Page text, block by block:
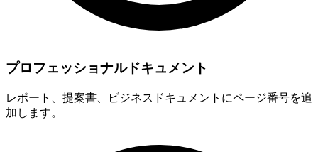
プロフェッショナルドキュメント
レポート、提案書、ビジネスドキュメントにページ番号を追
加します。